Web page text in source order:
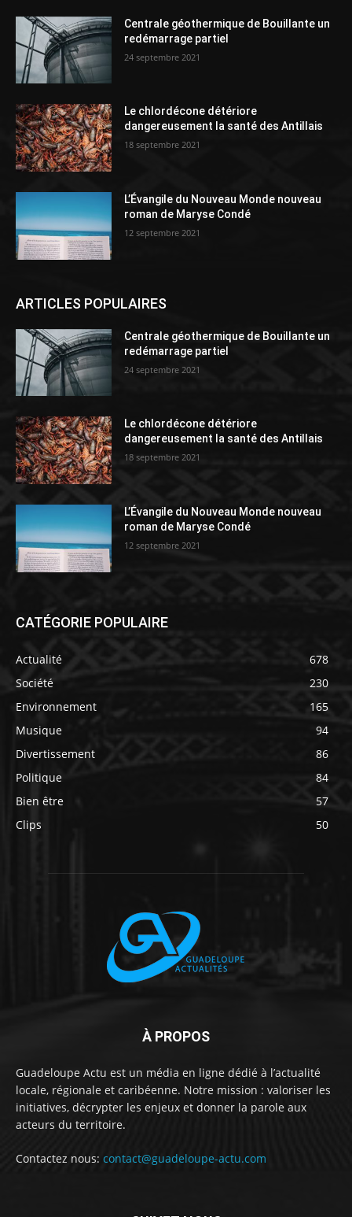
Centrale géothermique de Bouillante un
redémarrage partiel
24 septembre 2021
Le chlordécone détériore
dangereusement la santé des Antillais
18 septembre 2021
L’Évangile du Nouveau Monde nouveau
roman de Maryse Condé
12 septembre 2021
ARTICLES POPULAIRES
Centrale géothermique de Bouillante un
redémarrage partiel
24 septembre 2021
Le chlordécone détériore
dangereusement la santé des Antillais
18 septembre 2021
L’Évangile du Nouveau Monde nouveau
roman de Maryse Condé
12 septembre 2021
CATÉGORIE POPULAIRE
Actualité
678
Société
230
Environnement
165
Musique
94
Divertissement
86
Politique
84
Bien être
57
Clips
50
À PROPOS
Guadeloupe Actu est un média en ligne dédié à l’actualité
locale, régionale et caribéenne. Notre mission : valoriser les
initiatives, décrypter les enjeux et donner la parole aux
acteurs du territoire.
Contactez nous: contact@guadeloupe-actu.com